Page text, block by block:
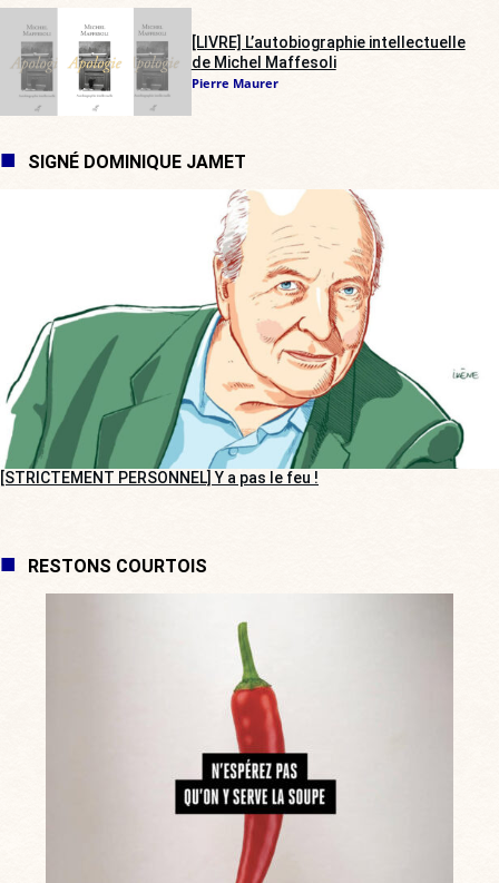
[LIVRE] L’autobiographie intellectuelle
de Michel Maffesoli
Pierre Maurer
SIGNÉ DOMINIQUE JAMET
[STRICTEMENT PERSONNEL] Y a pas le feu !
RESTONS COURTOIS